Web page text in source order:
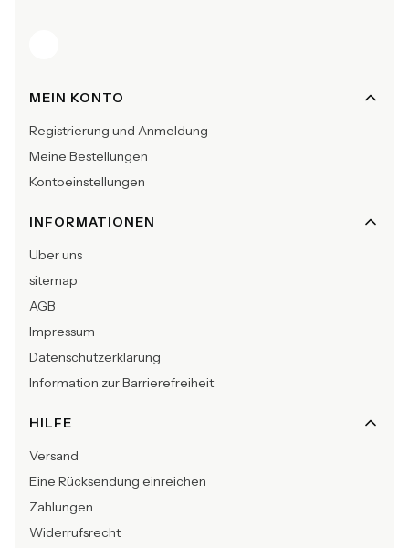
Fußzeilenmenü
MEIN KONTO
Registrierung und Anmeldung
Meine Bestellungen
Kontoeinstellungen
INFORMATIONEN
Über uns
sitemap
AGB
Impressum
Datenschutzerklärung
Information zur Barrierefreiheit
HILFE
Versand
Eine Rücksendung einreichen
Zahlungen
Widerrufsrecht